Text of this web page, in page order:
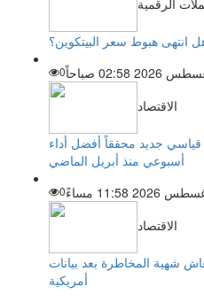
الرقمية
انتهى هبوط سعر البيتكوين؟
0
الاقتصاد
مستوى قياسي جديد محققاً أفضل أداء
أسبوعي منذ أبريل الماضي
0
الاقتصاد
شهية المخاطرة بعد بيانات
أمريكية